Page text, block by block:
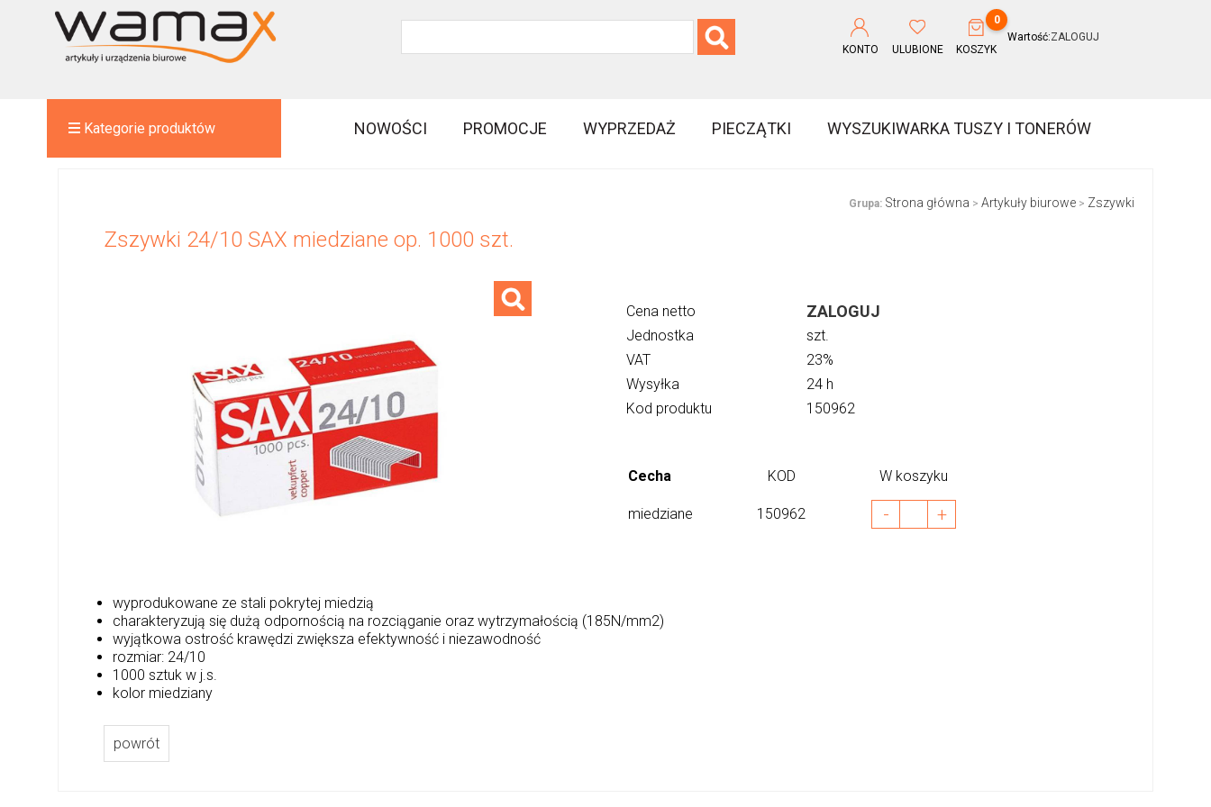
KONTO ULUBIONE
0
KOSZYK
Wartość:ZALOGUJ
Kategorie produktów NOWOŚCI PROMOCJE WYPRZEDAŻ PIECZĄTKI WYSZUKIWARKA TUSZY I TONERÓW
Grupa: Strona główna > Artykuły biurowe> Zszywki
Zszywki 24/10 SAX miedziane op. 1000 szt.
Cena netto ZALOGUJ
Jednostka
szt.
VAT
23%
Wysyłka
24 h
Kod produktu
150962
Cecha KOD W koszyku
miedziane 150962 - +
wyprodukowane ze stali pokrytej miedzią
charakteryzują się dużą odpornością na rozciąganie oraz wytrzymałością (185N/mm2)
wyjątkowa ostrość krawędzi zwiększa efektywność i niezawodność
rozmiar: 24/10
1000 sztuk w j.s.
kolor miedziany
powrót